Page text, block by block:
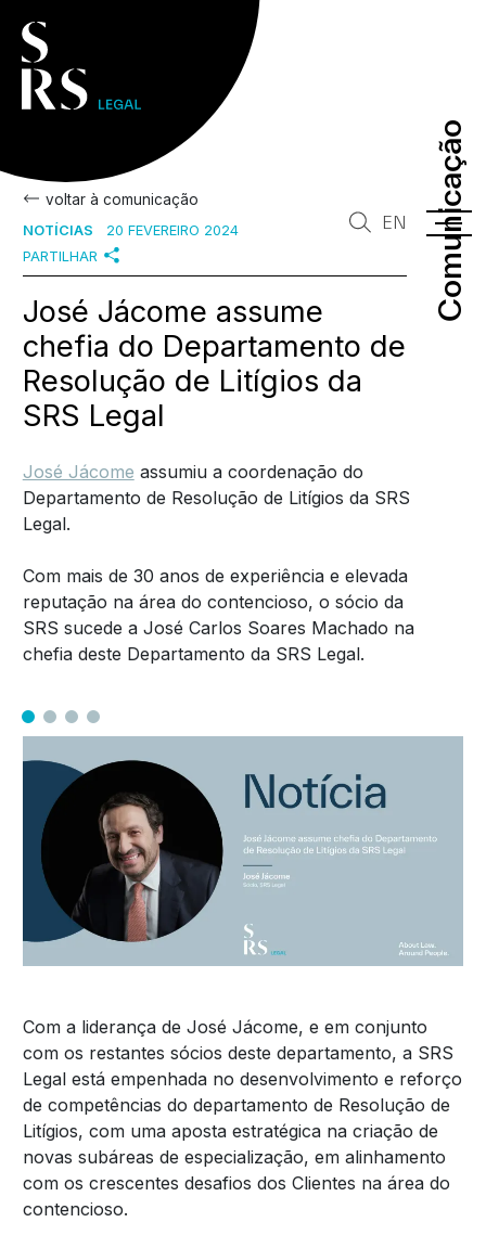
Comunicação
Comunicação
EN
voltar à comunicação
NOTÍCIAS
20 FEVEREIRO 2024
PARTILHAR
José Jácome assume
chefia do Departamento de
Resolução de Litígios da
SRS Legal
José Jácome assumiu a coordenação do
Departamento de Resolução de Litígios da SRS
Legal.
Com mais de 30 anos de experiência e elevada
reputação na área do contencioso, o sócio da
SRS sucede a José Carlos Soares Machado na
chefia deste Departamento da SRS Legal.
Com a liderança de José Jácome, e em conjunto
com os restantes sócios deste departamento, a SRS
Legal está empenhada no desenvolvimento e reforço
de competências do departamento de Resolução de
Litígios, com uma aposta estratégica na criação de
novas subáreas de especialização, em alinhamento
com os crescentes desafios dos Clientes na área do
contencioso.